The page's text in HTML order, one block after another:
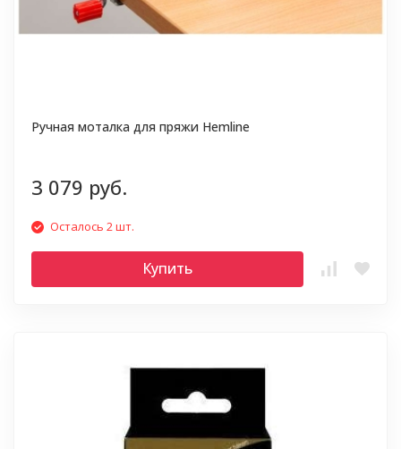
Ручная моталка для пряжи Hemline
3 079 руб.
Осталось 2 шт.
Купить